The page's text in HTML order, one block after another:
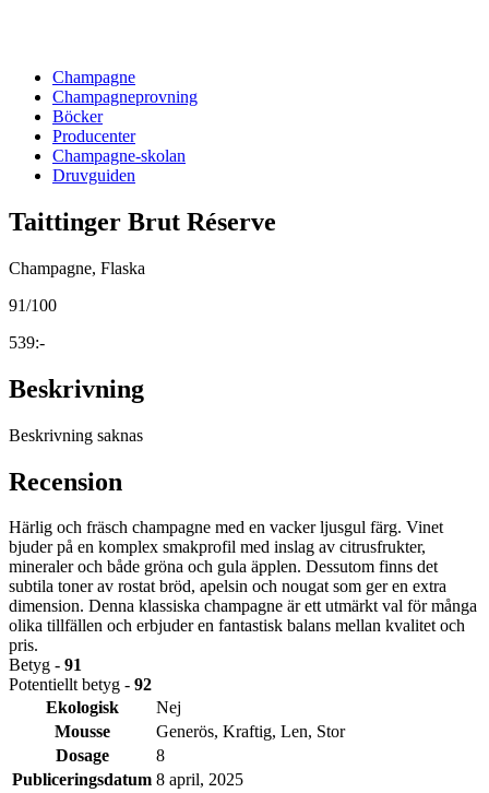
Champagne
Champagneprovning
Böcker
Producenter
Champagne-skolan
Druvguiden
Taittinger Brut Réserve
Champagne, Flaska
91/100
539:-
Beskrivning
Beskrivning saknas
Recension
Härlig och fräsch champagne med en vacker ljusgul färg. Vinet
bjuder på en komplex smakprofil med inslag av citrusfrukter,
mineraler och både gröna och gula äpplen. Dessutom finns det
subtila toner av rostat bröd, apelsin och nougat som ger en extra
dimension. Denna klassiska champagne är ett utmärkt val för många
olika tillfällen och erbjuder en fantastisk balans mellan kvalitet och
pris.
Betyg - 91
Potentiellt betyg - 92
Ekologisk
Nej
Mousse
Generös, Kraftig, Len, Stor
Dosage
8
Publiceringsdatum 8 april, 2025